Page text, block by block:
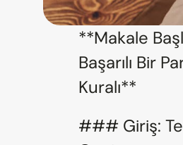
**Makale
Başarılı Bir
Kuralı**
### Giriş: